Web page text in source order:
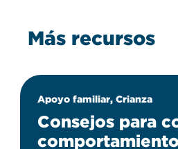
Más recursos
Apoyo familiar, Crianza
Consejos para